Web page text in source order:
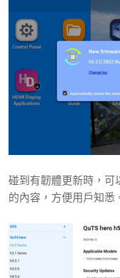
碰到有韌體更新時，
的內容，方便用戶知悉